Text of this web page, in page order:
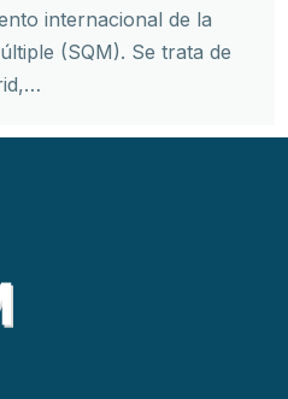
internacional de la
(SQM). Se trata de